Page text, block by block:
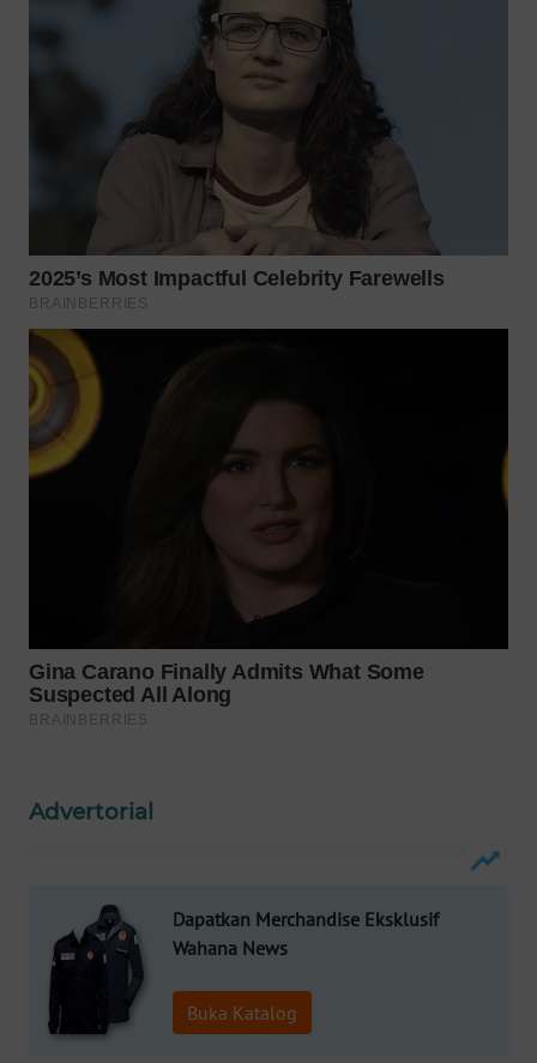
Advertorial
Dapatkan Merchandise Eksklusif
Wahana News
Buka Katalog
SEMARANG
WN
BOROBUDUR
MADURA
WN
BINTAN
WN
LABUANBAJO
BORNEO